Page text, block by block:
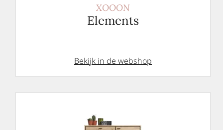
XOOON
Elements
Bekijk in de webshop